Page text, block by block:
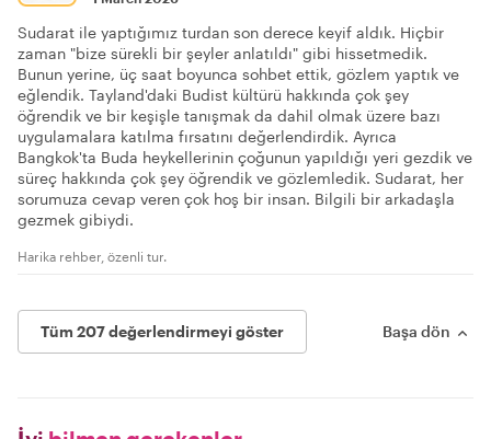
Sudarat ile yaptığımız turdan son derece keyif aldık. Hiçbir
zaman "bize sürekli bir şeyler anlatıldı" gibi hissetmedik.
Bunun yerine, üç saat boyunca sohbet ettik, gözlem yaptık ve
eğlendik. Tayland'daki Budist kültürü hakkında çok şey
öğrendik ve bir keşişle tanışmak da dahil olmak üzere bazı
uygulamalara katılma fırsatını değerlendirdik. Ayrıca
Bangkok'ta Buda heykellerinin çoğunun yapıldığı yeri gezdik ve
süreç hakkında çok şey öğrendik ve gözlemledik. Sudarat, her
sorumuza cevap veren çok hoş bir insan. Bilgili bir arkadaşla
gezmek gibiydi.
Harika rehber, özenli tur.
Tüm 207 değerlendirmeyi göster Başa dön